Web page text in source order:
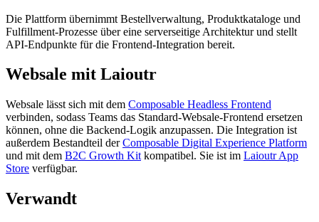
Die Plattform übernimmt Bestellverwaltung, Produktkataloge und
Fulfillment-Prozesse über eine serverseitige Architektur und stellt
API-Endpunkte für die Frontend-Integration bereit.
Websale mit Laioutr
Websale lässt sich mit dem Composable Headless Frontend
verbinden, sodass Teams das Standard-Websale-Frontend ersetzen
können, ohne die Backend-Logik anzupassen. Die Integration ist
außerdem Bestandteil derComposable Digital Experience Platform
und mit dem B2C Growth Kit kompatibel. Sie ist im Laioutr App
Store verfügbar.
Verwandt